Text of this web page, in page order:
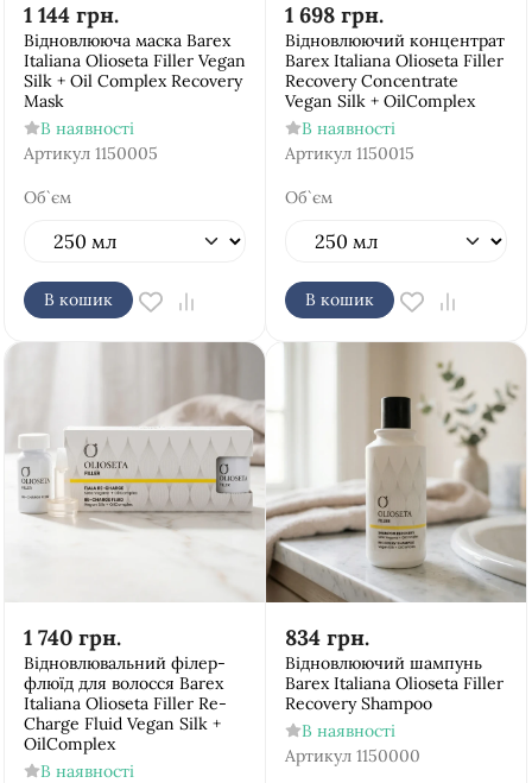
1 144 грн.
Відновлююча маска Barex
Italiana Olioseta Filler Vegan
Silk + Oil Complex Recovery
Mask
В наявності
Артикул 1150005
Об`єм
В кошик
1 698 грн.
Відновлюючий концентрат
Barex Italiana Olioseta Filler
Recovery Concentrate
Vegan Silk + OilComplex
В наявності
Артикул 1150015
Об`єм
В кошик
1 740 грн.
Відновлювальний філер-
флюїд для волосся Barex
Italiana Olioseta Filler Re-
Charge Fluid Vegan Silk +
OilComplex
В наявності
834 грн.
Відновлюючий шампунь
Barex Italiana Olioseta Filler
Recovery Shampoo
В наявності
Артикул 1150000